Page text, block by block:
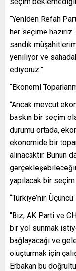
“Yeniden Refah
her seçime hazırız.
sandık
yeniliyor ve
ediyoruz.”
“Ekonomi
“Ancak mevcut
baskın bir seçim
durumu ortada,
ekonomide bir
alınacaktır. Bunun
yapılacak bir
“Türkiye’nin
“Biz, AK Parti ve
bir yol sunmak
bağlayacağı ve
oluşturmak için
Erbakan bu